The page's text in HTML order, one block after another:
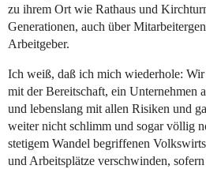
zu ihrem Ort wie Rathaus und
Generationen, auch über
Arbeitgeber.
Ich weiß, daß ich mich wiederhole: Wir
mit der Bereitschaft, ein Unternehmen
und lebenslang mit allen Risiken und
weiter nicht schlimm und sogar völlig
stetigem Wandel begriffenen
und Arbeitsplätze verschwinden,